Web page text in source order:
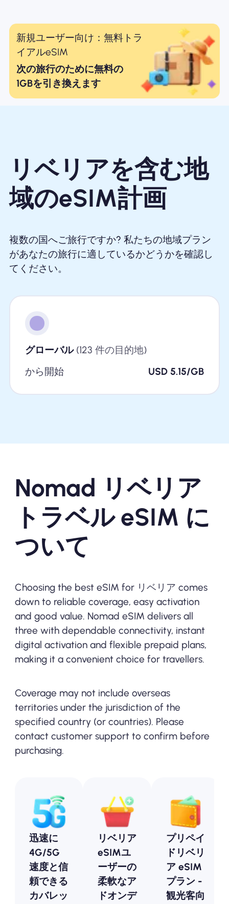
新規ユーザー向け：無料トラ
イアルeSIM
次の旅行のために無料の
1GBを引き換えます
リベリアを含む地
域のeSIM計画
複数の国へご旅行ですか? 私たちの地域プラン
があなたの旅行に適しているかどうかを確認し
てください。
グローバル(123 件の目的地)
から開始
USD 5.15/GB
Nomad リベリア
トラベル eSIM に
ついて
Choosing the best eSIM for リベリア comes
down to reliable coverage, easy activation
and good value. Nomad eSIM delivers all
three with dependable connectivity, instant
digital activation and flexible prepaid plans,
making it a convenient choice for travellers.
Coverage may not include overseas
territories under the jurisdiction of the
specified country (or countries). Please
contact customer support to confirm before
purchasing.
迅速に
4G/5G
速度と信
頼できる
カバレッ
リベリア
eSIMユ
ーザーの
柔軟なア
ドオンデ
プリペイ
ドリベリ
ア eSIM
プラン -
観光客向